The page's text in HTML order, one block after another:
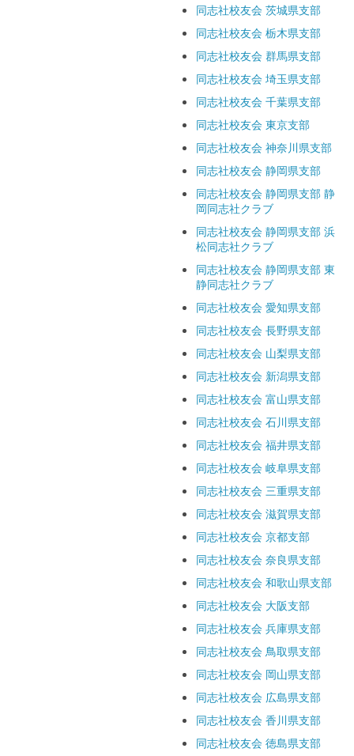
同志社校友会 茨城県支部
同志社校友会 栃木県支部
同志社校友会 群馬県支部
同志社校友会 埼玉県支部
同志社校友会 千葉県支部
同志社校友会 東京支部
同志社校友会 神奈川県支部
同志社校友会 静岡県支部
同志社校友会 静岡県支部 静
岡同志社クラブ
同志社校友会 静岡県支部 浜
松同志社クラブ
同志社校友会 静岡県支部 東
静同志社クラブ
同志社校友会 愛知県支部
同志社校友会 長野県支部
同志社校友会 山梨県支部
同志社校友会 新潟県支部
同志社校友会 富山県支部
同志社校友会 石川県支部
同志社校友会 福井県支部
同志社校友会 岐阜県支部
同志社校友会 三重県支部
同志社校友会 滋賀県支部
同志社校友会 京都支部
同志社校友会 奈良県支部
同志社校友会 和歌山県支部
同志社校友会 大阪支部
同志社校友会 兵庫県支部
同志社校友会 鳥取県支部
同志社校友会 岡山県支部
同志社校友会 広島県支部
同志社校友会 香川県支部
同志社校友会 徳島県支部